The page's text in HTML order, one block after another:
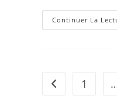
Continuer La
Go to the
1